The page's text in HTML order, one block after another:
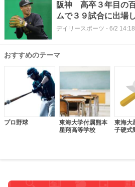
阪神 高卒３年目の
ムで３９試合に出場
塁打、１３打点 ２日
デイリースポーツ - 6/2 14:18
おすすめのテーマ
プロ野球
東海大学付属熊本
星翔高等学校
東海大
子硬式